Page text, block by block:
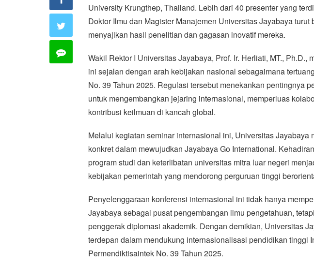
University Krungthep, Thailand. Lebih dari 40 presenter yang
Doktor Ilmu dan Magister Manajemen Universitas Jayabaya turut
menyajikan hasil penelitian dan gagasan inovatif mereka.
Wakil Rektor I Universitas Jayabaya, Prof. Ir. Herliati, MT., Ph.D.,
ini sejalan dengan arah kebijakan nasional sebagaimana
No. 39 Tahun 2025. Regulasi tersebut menekankan pentingnya
untuk mengembangkan jejaring internasional, memperluas
kontribusi keilmuan di kancah global.
Melalui kegiatan seminar internasional ini, Universitas Jayabaya
konkret dalam mewujudkan Jayabaya Go International.
program studi dan keterlibatan universitas mitra luar negeri
kebijakan pemerintah yang mendorong perguruan tinggi
Penyelenggaraan konferensi internasional ini tidak hanya
Jayabaya sebagai pusat pengembangan ilmu pengetahuan,
penggerak diplomasi akademik. Dengan demikian, Universitas
terdepan dalam mendukung internasionalisasi pendidikan tinggi
Permendiktisaintek No. 39 Tahun 2025.